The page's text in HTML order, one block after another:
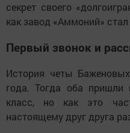
секрет своего
как завод «Аммоний»
Первый звонок и
История четы
года. Тогда оба
класс, но как это
настоящему друг друга